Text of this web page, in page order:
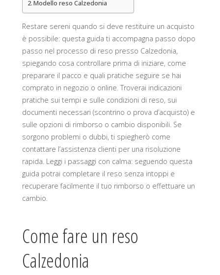
Modello reso Calzedonia
Restare sereni quando si deve restituire un acquisto
è possibile: questa guida ti accompagna passo dopo
passo nel processo di reso presso Calzedonia,
spiegando cosa controllare prima di iniziare, come
preparare il pacco e quali pratiche seguire se hai
comprato in negozio o online. Troverai indicazioni
pratiche sui tempi e sulle condizioni di reso, sui
documenti necessari (scontrino o prova d’acquisto) e
sulle opzioni di rimborso o cambio disponibili. Se
sorgono problemi o dubbi, ti spiegherò come
contattare l’assistenza clienti per una risoluzione
rapida. Leggi i passaggi con calma: seguendo questa
guida potrai completare il reso senza intoppi e
recuperare facilmente il tuo rimborso o effettuare un
cambio.
Come fare un reso
Calzedonia